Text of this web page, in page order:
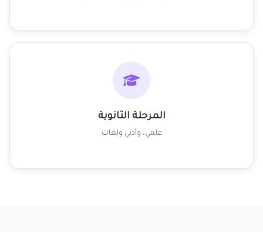
المرحلة الثانوية
علمي، وأدبي ولغات